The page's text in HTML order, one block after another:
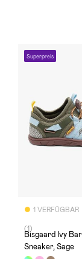
Superpreis
1 VERFÜGBAR
(1)
Bisgaard Ivy
Sneaker, Sage